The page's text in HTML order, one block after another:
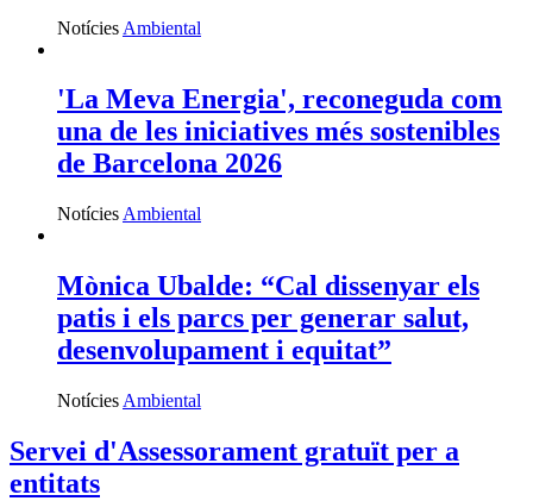
Notícies Ambiental
'La Meva Energia', reconeguda com
una de les iniciatives més sostenibles
de Barcelona 2026
Notícies Ambiental
Mònica Ubalde: “Cal dissenyar els
patis i els parcs per generar salut,
desenvolupament i equitat”
Notícies Ambiental
Servei d'Assessorament gratuït per a
entitats